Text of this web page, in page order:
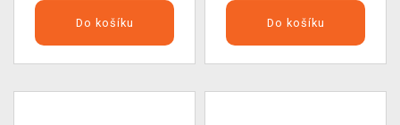
Do košíku Do košíku